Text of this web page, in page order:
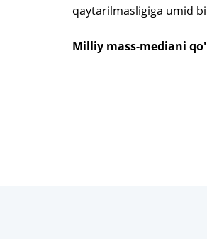
qaytarilmasligiga umid
Milliy mass-mediani